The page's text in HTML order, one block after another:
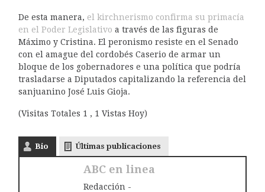
De esta manera, el kirchnerismo confirma su primacía
en el Poder Legislativo a través de las figuras de
Máximo y Cristina. El peronismo resiste en el Senado
con el amague del cordobés Caserio de armar un
bloque de los gobernadores e una política que podría
trasladarse a Diputados capitalizando la referencia del
sanjuanino José Luis Gioja.
(Visitas Totales 1 , 1 Vistas Hoy)
Bio Últimas publicaciones
ABC en linea
Redacción -